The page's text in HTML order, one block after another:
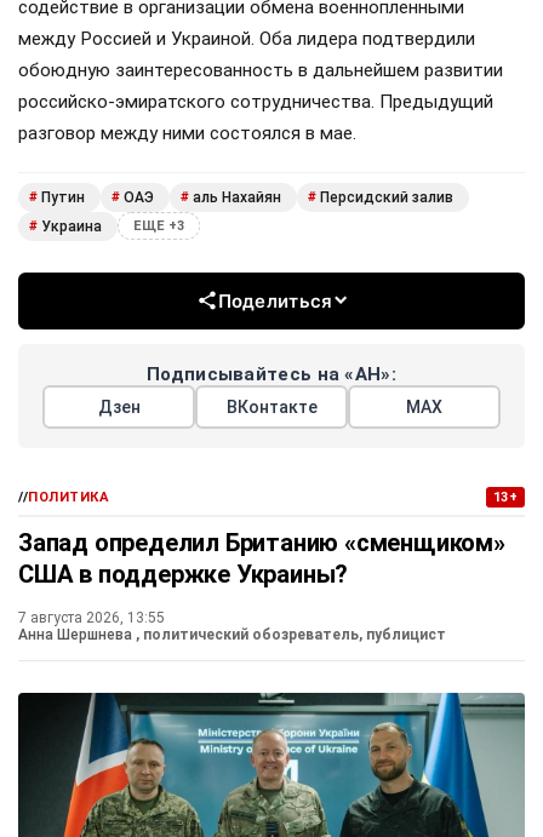
содействие в организации обмена военнопленными
между Россией и Украиной. Оба лидера подтвердили
обоюдную заинтересованность в дальнейшем развитии
российско-эмиратского сотрудничества. Предыдущий
разговор между ними состоялся в мае.
# Путин # ОАЭ # аль Нахайян # Персидский залив
# Украина ЕЩЕ +3
Поделиться
Подписывайтесь на «АН»:
Дзен ВКонтакте МАХ
//ПОЛИТИКА 13+
Запад определил Британию «сменщиком»
США в поддержке Украины?
7 августа 2026, 13:55
Анна Шершнева , политический обозреватель, публицист